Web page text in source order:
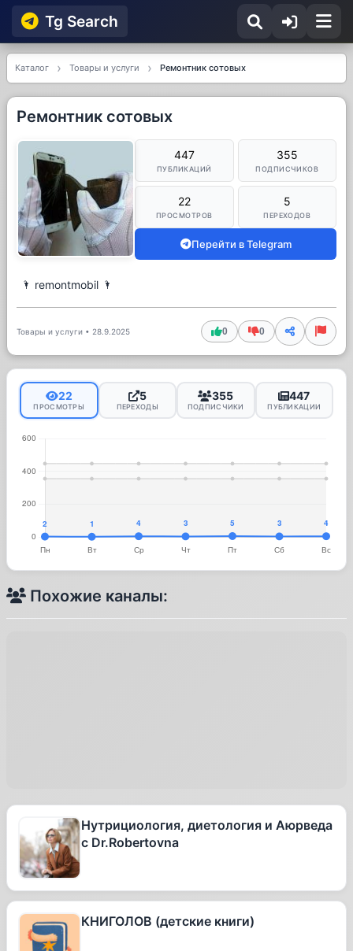
Tg Searсh
Каталог Товары и услуги Ремонтник сотовых
Ремонтник сотовых
447
ПУБЛИКАЦИЙ
355
ПОДПИСЧИКОВ
22
ПРОСМОТРОВ
5
ПЕРЕХОДОВ
Перейти в Telegram
🌂 remontmobil 🌂
Товары и услуги • 28.9.2025 0 0
22
ПРОСМОТРЫ
5
ПЕРЕХОДЫ
355
ПОДПИСЧИКИ
447
ПУБЛИКАЦИИ
Похожие каналы:
Нутрициология, диетология и Аюрведа
с Dr.Robertovna
КНИГОЛОВ (детские книги)